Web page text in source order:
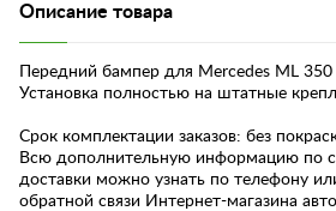
Описание товара
Передний бампер для Mercedes ML
Установка полностью на штатные
Срок комплектации заказов: без
Всю дополнительную информацию по
доставки можно узнать по телефону
обратной связи Интернет-магазина